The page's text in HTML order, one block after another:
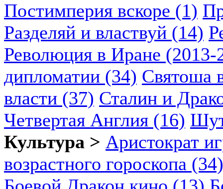
Постимперия вскоре (1)
Разделяй и властвуй (14)
Революция в Иране (2013-
дипломатии (34) Святоша
власти (37) Сталин и
Четвертая Англия (16)
Культура > Аристократ
возрастного гороскопа (34)